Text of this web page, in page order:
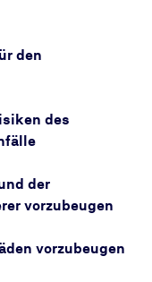
den
des
der
vorzubeugen
vorzubeugen